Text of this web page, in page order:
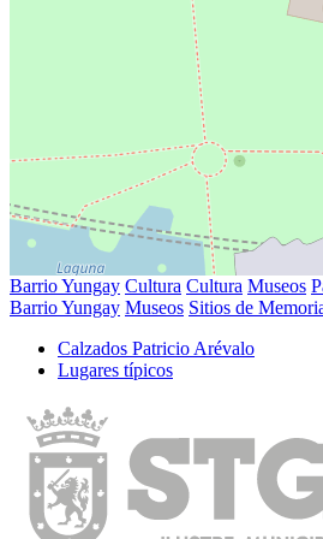
Barrio Yungay Cultura Cultura Museos
Barrio Yungay Museos Sitios de
Calzados Patricio Arévalo
Lugares tí­picos